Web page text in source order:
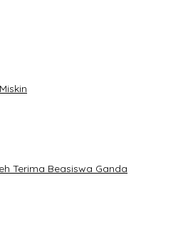
Terima Beasiswa Ganda